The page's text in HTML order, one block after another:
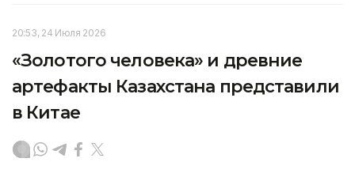
20:53, 24 Июля 2026
«Золотого человека» и древние
артефакты Казахстана представили
в Китае